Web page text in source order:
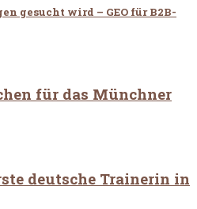
gesucht wird – GEO für B2B-
für das Münchner
deutsche Trainerin in